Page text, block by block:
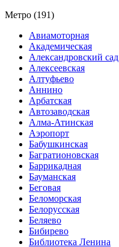
Метро (191)
Авиамоторная
Академическая
Александровский сад
Алексеевская
Алтуфьево
Аннино
Арбатская
Автозаводская
Алма-Атинская
Аэропорт
Бабушкинская
Багратионовская
Баррикадная
Бауманская
Беговая
Беломорская
Белорусская
Беляево
Бибирево
Библиотека Ленина